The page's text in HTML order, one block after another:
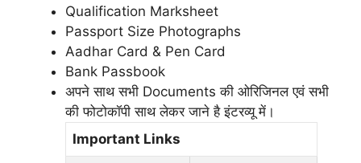
Qualification Marksheet
Passport Size Photographs
Aadhar Card & Pen Card
Bank Passbook
अपने साथ सभी Documents की ओरिजिनल एवं सभी
की फोटोकॉपी साथ लेकर जाने है इंटरव्यू में।
Important Links